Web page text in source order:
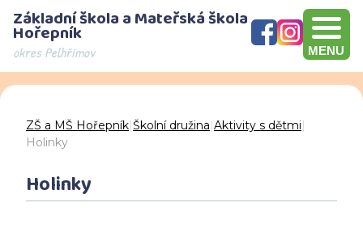
Základní škola a Mateřská škola
Hořepník
okres Pelhřimov MENU
ZŠ a MŠ Hořepník|Školní družina|Aktivity s dětmi|
Holinky
Holinky